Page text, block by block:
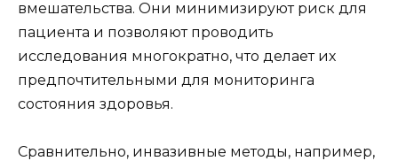
вмешательства. Они минимизируют риск для
пациента и позволяют проводить
исследования многократно, что делает их
предпочтительными для мониторинга
состояния здоровья.
Сравнительно, инвазивные методы, например,